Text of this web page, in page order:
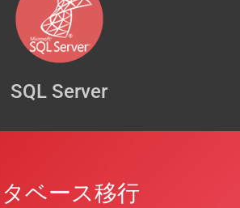
SQL Server
ベース移行